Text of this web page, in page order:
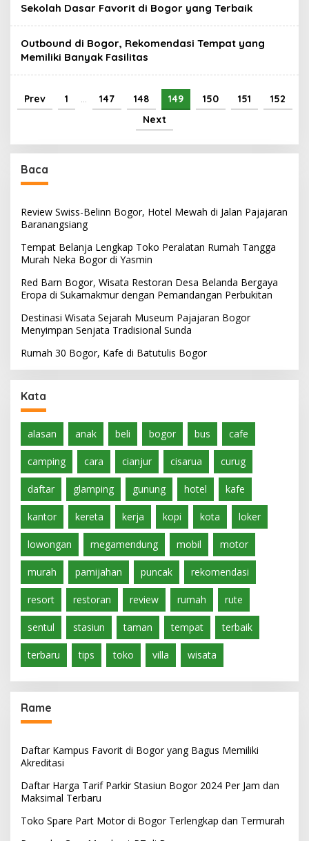
Sekolah Dasar Favorit di Bogor yang Terbaik
Outbound di Bogor, Rekomendasi Tempat yang
Memiliki Banyak Fasilitas
Prev 1 147 148 149 150 151
152
Next
Baca
Review Swiss-Belinn Bogor, Hotel Mewah di Jalan Pajajaran
Baranangsiang
Tempat Belanja Lengkap Toko Peralatan Rumah Tangga
Murah Neka Bogor di Yasmin
Red Barn Bogor, Wisata Restoran Desa Belanda Bergaya
Eropa di Sukamakmur dengan Pemandangan Perbukitan
Destinasi Wisata Sejarah Museum Pajajaran Bogor
Menyimpan Senjata Tradisional Sunda
Rumah 30 Bogor, Kafe di Batutulis Bogor
Kata
alasan anak beli bogor bus cafe
camping cara cianjur cisarua curug
daftar glamping gunung hotel kafe
kantor kereta kerja kopi kota loker
lowongan megamendung mobil motor
murah pamijahan puncak rekomendasi
resort restoran review rumah rute
sentul stasiun taman tempat terbaik
terbaru tips toko villa wisata
Rame
Daftar Kampus Favorit di Bogor yang Bagus Memiliki
Akreditasi
Daftar Harga Tarif Parkir Stasiun Bogor 2024 Per Jam dan
Maksimal Terbaru
Toko Spare Part Motor di Bogor Terlengkap dan Termurah